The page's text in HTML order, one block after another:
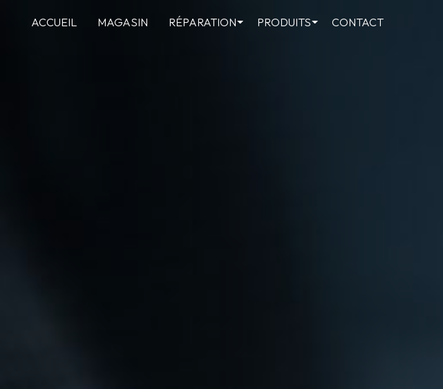
ACCUEIL MAGASIN RÉPARATION PRODUITS CONTACT